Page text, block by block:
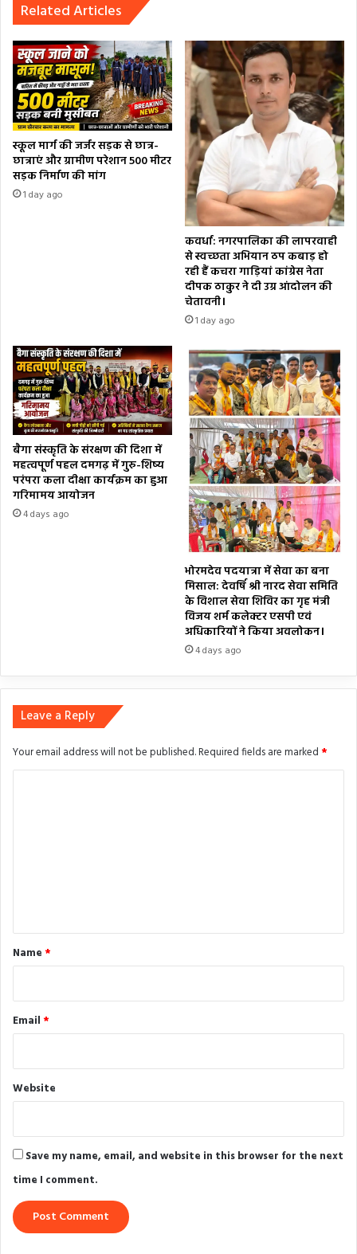
Related Articles
स्कूल मार्ग की जर्जर सड़क से छात्र-
छात्राएं और ग्रामीण परेशान 500 मीटर
सड़क निर्माण की मांग
1 day ago
कवर्धा: नगरपालिका की लापरवाही
से स्वच्छता अभियान ठप कबाड़ हो
रही हैं कचरा गाड़ियां कांग्रेस नेता
दीपक ठाकुर ने दी उग्र आंदोलन की
चेतावनी।
1 day ago
बैगा संस्कृति के संरक्षण की दिशा में
महत्वपूर्ण पहल दमगढ़ में गुरु-शिष्य
परंपरा कला दीक्षा कार्यक्रम का हुआ
गरिमामय आयोजन
4 days ago
भोरमदेव पदयात्रा में सेवा का बना
मिसाल: देवर्षि श्री नारद सेवा समिति
के विशाल सेवा शिविर का गृह मंत्री
विजय शर्म कलेक्टर एसपी एवं
अधिकारियों ने किया अवलोकन।
4 days ago
Leave a Reply
Your email address will not be published.Required fields are marked *
*
Name *
Email *
Website
Save my name, email, and website in this browser for the next
time I comment.